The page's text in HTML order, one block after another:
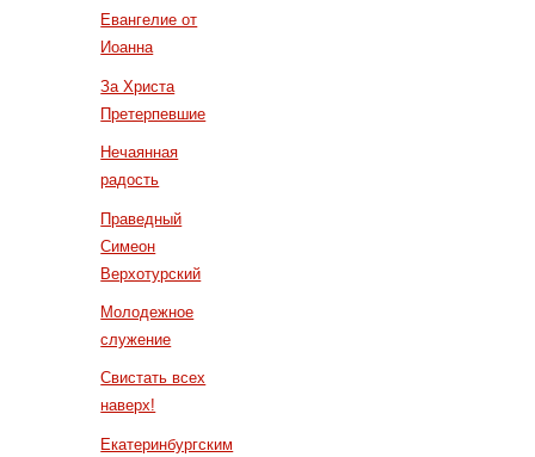
Евангелие от
Иоанна
За Христа
Претерпевшие
Нечаянная
радость
Праведный
Симеон
Верхотурский
Молодежное
служение
Свистать всех
наверх!
Екатеринбургским